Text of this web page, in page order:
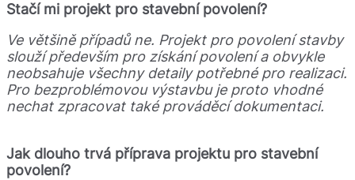
Stačí mi projekt pro stavební povolení?
Ve většině případů ne. Projekt pro povolení stavby
slouží především pro získání povolení a obvykle
neobsahuje všechny detaily potřebné pro realizaci.
Pro bezproblémovou výstavbu je proto vhodné
nechat zpracovat také prováděcí dokumentaci.
Jak dlouho trvá příprava projektu pro stavební
povolení?